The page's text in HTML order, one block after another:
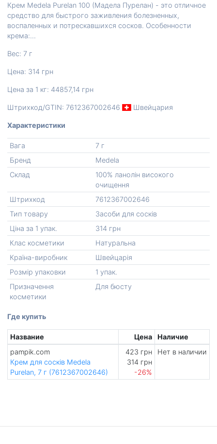
Крем Medela Purelan 100 (Мадела Пурелан) - это отличное
средство для быстрого заживления болезненных,
воспаленных и потрескавшихся сосков. Особенности
крема:...
Вес: 7 г
Цена: 314 грн
Цена за 1 кг: 44857,14 грн
Штрихкод/GTIN: 7612367002646 Швейцария
Характеристики
Вага
7 г
Бренд
Medela
Склад
100% ланолін високого
очищення
Штрихкод
7612367002646
Тип товару
Засоби для сосків
Ціна за 1 упак.
314 грн
Клас косметики
Натуральна
Країна-виробник
Швейцарiя
Розмір упаковки
1 упак.
Призначення
косметики
Для бюсту
Где купить
Название Цена
Наличие
pampik.com
Крем для сосків Medela
Purelan, 7 г (7612367002646)
423 грн
314 грн
-26%
Нет в наличии